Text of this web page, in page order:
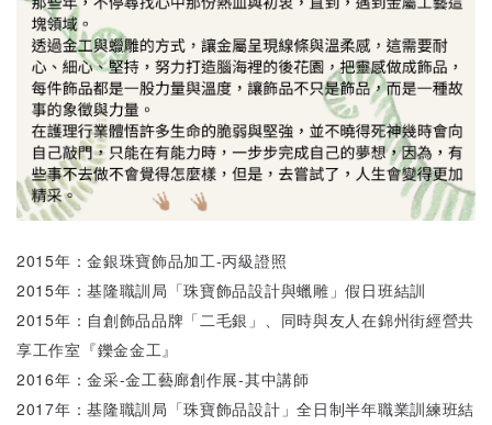
2015年：金銀珠寶飾品加工-丙級證照
2015年：基隆職訓局「珠寶飾品設計與蠟雕」假日班結訓
2015年：自創飾品品牌「二毛銀」、同時與友人在錦州街經營共
享工作室『鑠金金工』
2016年：金采-金工藝廊創作展-其中講師
2017年：基隆職訓局「珠寶飾品設計」全日制半年職業訓練班結